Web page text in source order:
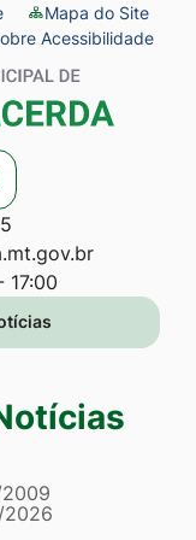
Mapa do Site
Acessibilidade
17:00
Todas